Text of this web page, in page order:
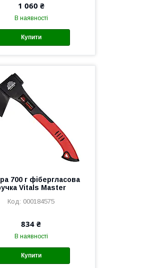
1 060 ₴
В наявності
Купити
700 г фібергласова
Vitals Master
000184575
834 ₴
В наявності
Купити